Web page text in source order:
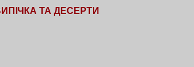
ТА ДЕСЕРТИ